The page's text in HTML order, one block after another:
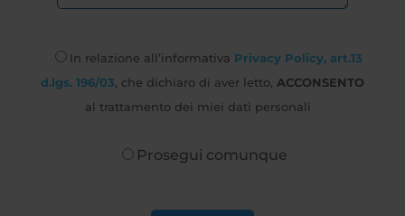
In relazione all’informativa Privacy Policy, art.13
d.lgs. 196/03 , che dichiaro di aver letto, ACCONSENTO
al trattamento dei miei dati personali
Prosegui comunque